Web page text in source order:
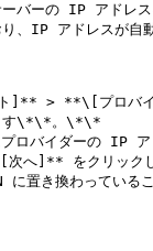
バーの IP アドレス
、IP アドレスが自
> **\[プロバイ
ます\*\*。\*\*
バイダーの IP アド
へ]** をクリックし
置き換わっているこ